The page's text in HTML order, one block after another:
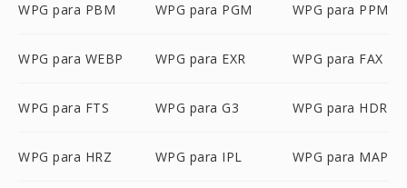
WPG para PBM WPG para PGM WPG para PPM
WPG para WEBP WPG para EXR WPG para FAX
WPG para FTS WPG para G3 WPG para HDR
WPG para HRZ WPG para IPL WPG para MAP